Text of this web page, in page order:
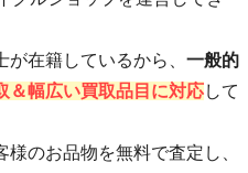
が在籍しているから、 一般的
＆幅広い買取品目に対応して
のお品物を無料で査定し、